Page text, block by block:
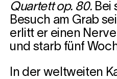
Quartett op. 80. Bei
Besuch am Grab
erlitt er einen
und starb fünf
In der weltweiten